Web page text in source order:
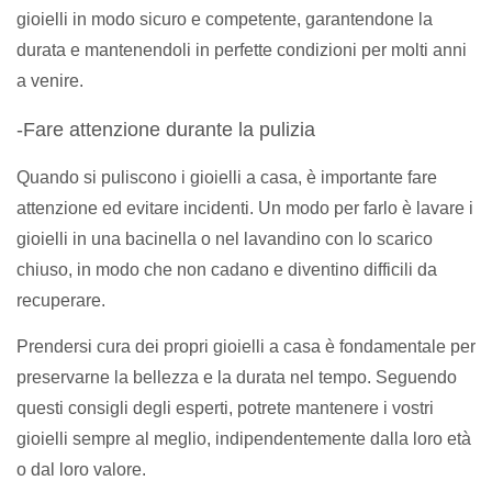
gioielli in modo sicuro e competente, garantendone la
durata e mantenendoli in perfette condizioni per molti anni
a venire.
-Fare attenzione durante la pulizia
Quando si puliscono i gioielli a casa, è importante fare
attenzione ed evitare incidenti. Un modo per farlo è lavare i
gioielli in una bacinella o nel lavandino con lo scarico
chiuso, in modo che non cadano e diventino difficili da
recuperare.
Prendersi cura dei propri gioielli a casa è fondamentale per
preservarne la bellezza e la durata nel tempo. Seguendo
questi consigli degli esperti, potrete mantenere i vostri
gioielli sempre al meglio, indipendentemente dalla loro età
o dal loro valore.